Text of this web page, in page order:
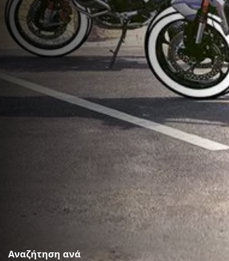
Αναζήτηση ανά